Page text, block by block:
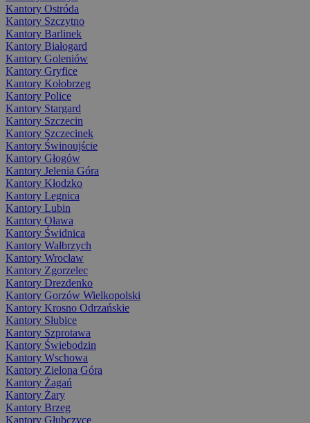
Kantory Ostróda
Kantory Szczytno
Kantory Barlinek
Kantory Białogard
Kantory Goleniów
Kantory Gryfice
Kantory Kołobrzeg
Kantory Police
Kantory Stargard
Kantory Szczecin
Kantory Szczecinek
Kantory Świnoujście
Kantory Głogów
Kantory Jelenia Góra
Kantory Kłodzko
Kantory Legnica
Kantory Lubin
Kantory Oława
Kantory Świdnica
Kantory Wałbrzych
Kantory Wrocław
Kantory Zgorzelec
Kantory Drezdenko
Kantory Gorzów Wielkopolski
Kantory Krosno Odrzańskie
Kantory Słubice
Kantory Szprotawa
Kantory Świebodzin
Kantory Wschowa
Kantory Zielona Góra
Kantory Żagań
Kantory Żary
Kantory Brzeg
Kantory Głubczyce